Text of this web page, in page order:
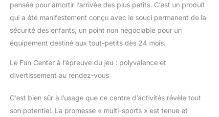
pensée pour amortir l’arrivée des plus petits. C’est un produit
qui a été manifestement conçu avec le souci permanent de la
sécurité des enfants, un point non négociable pour un
équipement destiné aux tout-petits dès 24 mois.
Le Fun Center à l’épreuve du jeu : polyvalence et
divertissement au rendez-vous
C’est bien sûr à l’usage que ce centre d’activités révèle tout
son potentiel. La promesse « multi-sports » est tenue et